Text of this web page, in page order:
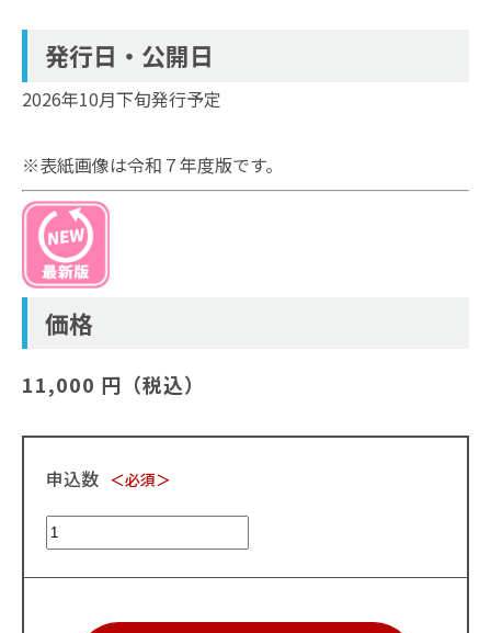
発行日・公開日
2026年10月下旬発行予定
※表紙画像は令和７年度版です。
価格
11,000 円（税込）
申込数 ＜必須＞